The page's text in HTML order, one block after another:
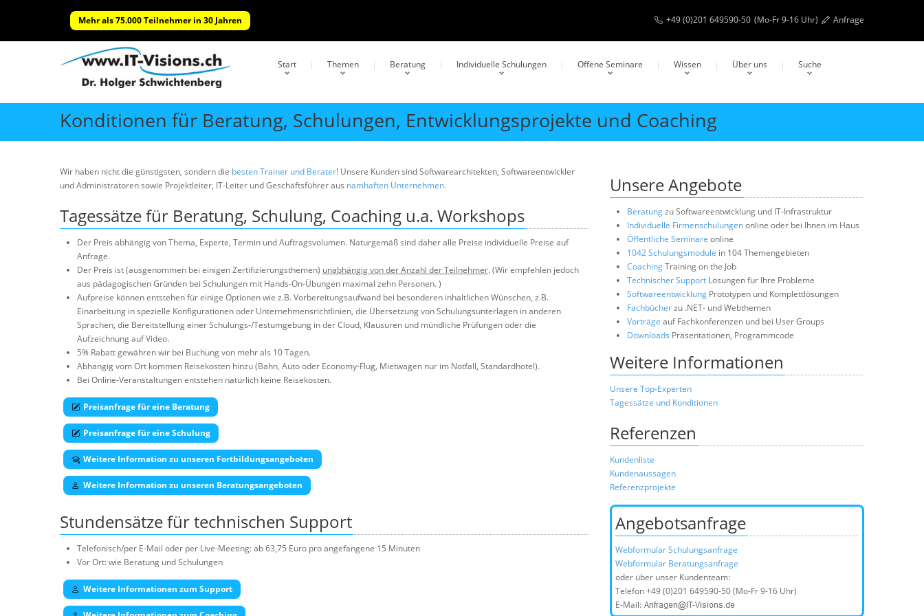
Mehr als 75.000 Teilnehmer in 30 Jahren +49 (0)201 649590-50 (Mo-Fr 9-16 Uhr) Anfrage
Start Themen Beratung Individuelle Schulungen Offene Seminare Wissen Über uns Suche
Konditionen für Beratung, Schulungen, Entwicklungsprojekte und Coaching
Wir haben nicht die günstigsten, sondern die besten Trainer und Berater! Unsere Kunden sind Softwarearchitekten, Softwareentwickler
und Administratoren sowie Projektleiter, IT-Leiter und Geschäftsführer aus namhaften Unternehmen.
Tagessätze für Beratung, Schulung, Coaching u.a. Workshops
Der Preis abhängig von Thema, Experte, Termin und Auftragsvolumen. Naturgemäß sind daher alle Preise individuelle Preise auf
Anfrage.
Der Preis ist (ausgenommen bei einigen Zertifizierungsthemen) unabhängig von der Anzahl der Teilnehmer. (Wir empfehlen jedoch
aus pädagogischen Gründen bei Schulungen mit Hands-On-Übungen maximal zehn Personen. )
Aufpreise können entstehen für einige Optionen wie z.B. Vorbereitungsaufwand bei besonderen inhaltlichen Wünschen, z.B.
Einarbeitung in spezielle Konfigurationen oder Unternehmensrichtlinien, die Übersetzung von Schulungsunterlagen in anderen
Sprachen, die Bereitstellung einer Schulungs-/Testumgebung in der Cloud, Klausuren und mündliche Prüfungen oder die
Aufzeichnung auf Video.
5% Rabatt gewähren wir bei Buchung von mehr als 10 Tagen.
Abhängig vom Ort kommen Reisekosten hinzu (Bahn, Auto oder Economy-Flug, Mietwagen nur im Notfall, Standardhotel).
Bei Online-Veranstaltungen entstehen natürlich keine Reisekosten.
Preisanfrage für eine Beratung
Preisanfrage für eine Schulung
Weitere Information zu unseren Fortbildungsangeboten
Weitere Information zu unseren Beratungsangeboten
Stundensätze für technischen Support
Telefonisch/per E-Mail oder per Live-Meeting: ab 63,75 Euro pro angefangene 15 Minuten
Vor Ort: wie Beratung und Schulungen
Weitere Informationen zum Support
Unsere Angebote
Beratungzu Softwareentwicklung und IT-Infrastruktur
Individuelle Firmenschulungenonline oder bei Ihnen im Haus
Öffentliche Seminare online
1042 Schulungsmodule in 104 Themengebieten
CoachingTraining on the Job
Technischer Support Lösungen für Ihre Probleme
Softwareentwicklung Prototypen und Komplettlösungen
Fachbücherzu .NET- und Webthemen
Vorträge auf Fachkonferenzen und bei User Groups
Downloads Präsentationen, Programmcode
Weitere Informationen
Unsere Top-Experten
Tagessätze und Konditionen
Referenzen
Kundenliste
Kundenaussagen
Referenzprojekte
Angebotsanfrage
Webformular Schulungsanfrage
Webformular Beratungsanfrage
oder über unser Kundenteam:
Telefon+49 (0)201 649590-50(Mo-Fr 9-16 Uhr)
E-Mail: